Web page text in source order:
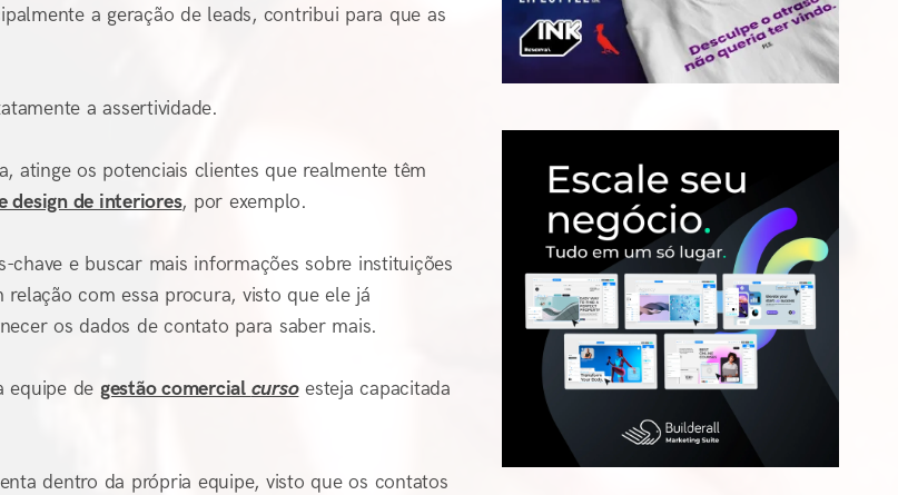
a geração de leads, contribui para que as
a assertividade.
atinge os potenciais clientes que realmente têm
design de interiores, por exemplo.
e buscar mais informações sobre instituições
com essa procura, visto que ele já
os dados de contato para saber mais.
equipe de gestão comercial cursoesteja capacitada
dentro da própria equipe, visto que os contatos